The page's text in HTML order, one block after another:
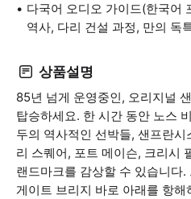
다국어 오디오 가이드(한국어
역사, 다리 건설 과정, 만의 독
상품설명
85년 넘게 운영중인, 오리지널
탑승하세요. 한 시간 동안 노스
두의 역사적인 선박들, 샌프란
리 스퀘어, 포트 메이슨, 크리시
랜드마크를 감상할 수 있습니다
게이트 브리지 바로 아래를 항